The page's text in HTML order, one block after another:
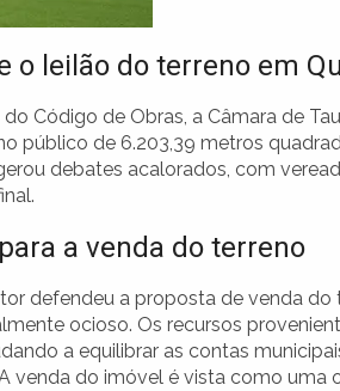
o leilão do terreno em
Código de Obras, a Câmara de
público de 6.203,39 metros
debates acalorados, com
a venda do terreno
defendeu a proposta de venda
ocioso. Os recursos
a equilibrar as contas
venda do imóvel é vista como